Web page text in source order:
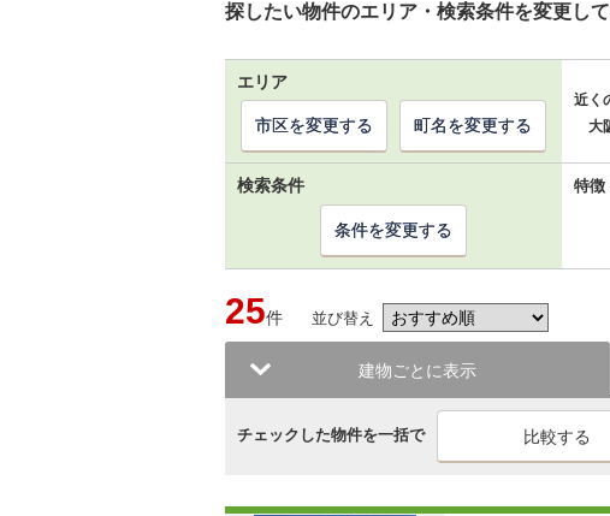
探したい物件のエリア・検索条件を変更し
エリア
近く
大
市区を変更する 町名を変更する
検索条件 特徴
条件を変更する
25件 並び替え
建物ごとに表示
チェックした物件を一括で